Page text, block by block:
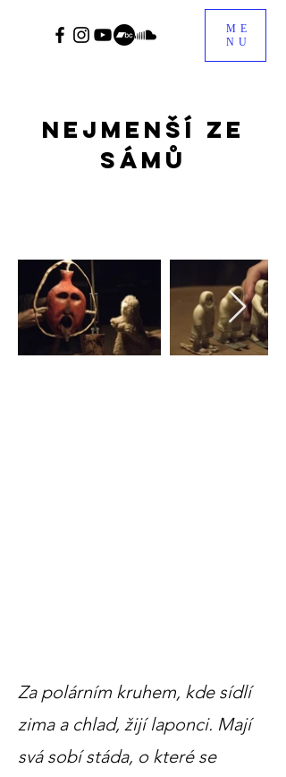
ME
NU
Nejmenší ze
sámů
Za polárním kruhem, kde sídlí
zima a chlad, žijí laponci. Mají
svá sobí stáda, o které se